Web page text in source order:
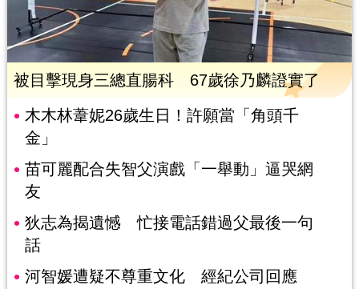
被目擊現身三總直腸科 67歲徐乃麟證實了
木木林葦妮26歲生日！許願當「角頭千
金」
苗可麗配合失智父演戲「一舉動」逼哭網
友
狄志為揭遺憾 忙接電話錯過父最後一句
話
河智媛遭疑不尊重文化 經紀公司回應